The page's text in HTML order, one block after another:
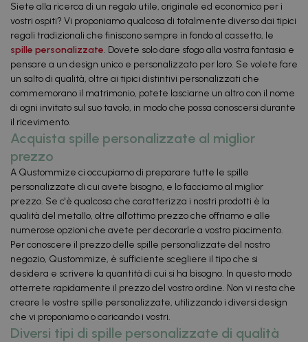
Siete alla ricerca di un regalo utile, originale ed economico per i
vostri ospiti? Vi proponiamo qualcosa di totalmente diverso dai tipici
regali tradizionali che finiscono sempre in fondo al cassetto, le
spille personalizzate. Dovete solo dare sfogo alla vostra fantasia e
pensare a un design unico e personalizzato per loro. Se volete fare
un salto di qualità, oltre ai tipici distintivi personalizzati che
commemorano il matrimonio, potete lasciarne un altro con il nome
di ogni invitato sul suo tavolo, in modo che possa conoscersi durante
il ricevimento.
Acquista spille personalizzate al miglior
prezzo
A Qustommize ci occupiamo di preparare tutte le spille
personalizzate di cui avete bisogno, e lo facciamo al miglior
prezzo. Se c'è qualcosa che caratterizza i nostri prodotti è la
qualità del metallo, oltre all'ottimo prezzo che offriamo e alle
numerose opzioni che avete per decorarle a vostro piacimento.
Per conoscere il prezzo delle spille personalizzate del nostro
negozio, Qustommize, è sufficiente scegliere il tipo che si
desidera e scrivere la quantità di cui si ha bisogno. In questo modo
otterrete rapidamente il prezzo del vostro ordine. Non vi resta che
creare le vostre spille personalizzate, utilizzando i diversi design
che vi proponiamo o caricando i vostri.
Diversi tipi di spille personalizzate di qualità